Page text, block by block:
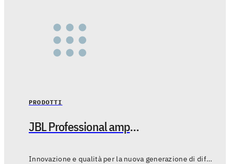
PRODOTTI
JBL Professional amplia la gamma Control 400 con i modelli Standard Coverage e Premium Coverage
Innovazione e qualità per la nuova generazione di diffusori da controsoffitto